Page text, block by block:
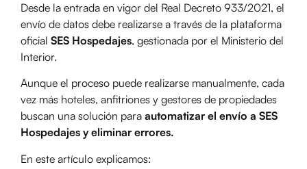
Desde la entrada en vigor del Real Decreto 933/2021, el
envío de datos debe realizarse a través de la plataforma
oficial SES Hospedajes, gestionada por el Ministerio del
Interior.
Aunque el proceso puede realizarse manualmente, cada
vez más hoteles, anfitriones y gestores de propiedades
buscan una solución para automatizar el envío a SES
Hospedajes y eliminar errores.
En este artículo explicamos: